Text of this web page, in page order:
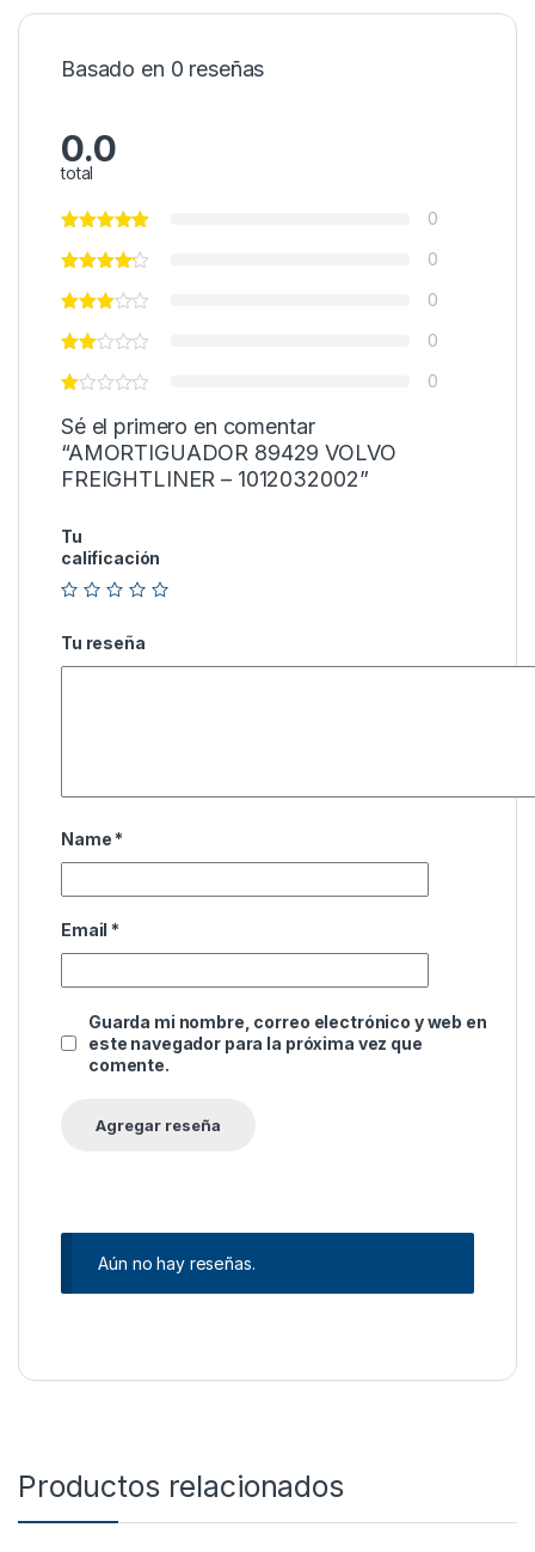
Basado en 0 reseñas
0.0
total
0
0
0
0
0
Sé el primero en comentar
“AMORTIGUADOR 89429 VOLVO
FREIGHTLINER – 1012032002”
Tu
calificación
Tu reseña
Name *
Email *
Guarda mi nombre, correo electrónico y web en
este navegador para la próxima vez que
comente.
Aún no hay reseñas.
Productos relacionados